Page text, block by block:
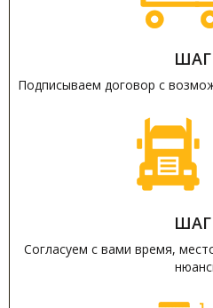
ШАГ
Подписываем договор с
ШАГ
Согласуем с вами время,